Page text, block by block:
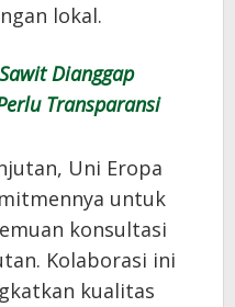
lokal.
Dianggap
Transparansi
Uni Eropa
untuk
konsultasi
Kolaborasi ini
kualitas